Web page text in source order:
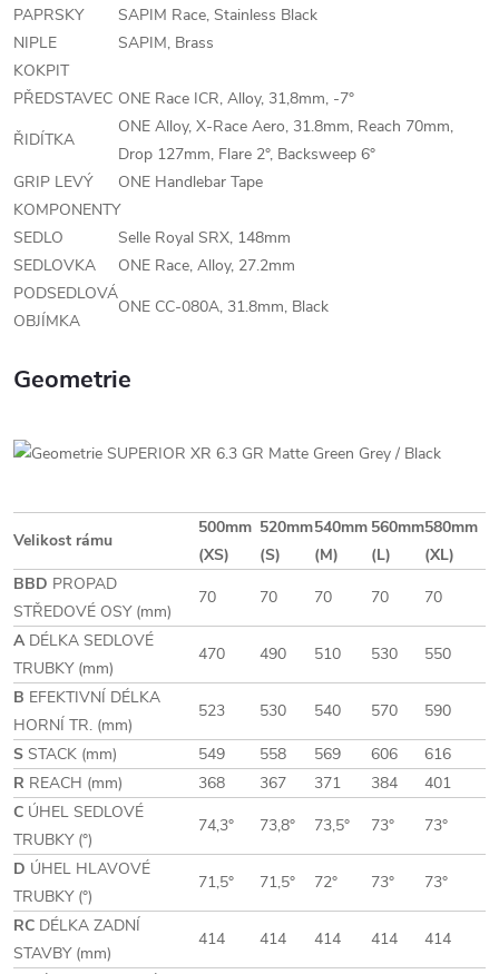
PAPRSKY
SAPIM Race, Stainless Black
NIPLE
SAPIM, Brass
KOKPIT
PŘEDSTAVEC ONE Race ICR, Alloy, 31,8mm, -7°
ŘIDÍTKA
ONE Alloy, X-Race Aero, 31.8mm, Reach 70mm,
Drop 127mm, Flare 2°, Backsweep 6°
GRIP LEVÝ
ONE Handlebar Tape
KOMPONENTY
SEDLO
Selle Royal SRX, 148mm
SEDLOVKA
ONE Race, Alloy, 27.2mm
PODSEDLOVÁ
OBJÍMKA
ONE CC-080A, 31.8mm, Black
Geometrie
Velikost rámu
500mm
(XS)
520mm
(S)
540mm
(M)
560mm
(L)
580mm
(XL)
BBD PROPAD
STŘEDOVÉ OSY (mm)
70 70 70 70 70
ADÉLKA SEDLOVÉ
TRUBKY (mm)
470 490 510 530 550
B EFEKTIVNÍ DÉLKA
HORNÍ TR. (mm)
523 530 540 570 590
S STACK (mm) 549 558 569 606
616
R REACH (mm) 368 367 371 384
401
C ÚHEL SEDLOVÉ
TRUBKY (°)
74,3° 73,8° 73,5° 73° 73°
D ÚHEL HLAVOVÉ
TRUBKY (°)
71,5° 71,5° 72° 73° 73°
RC DÉLKA ZADNÍ
STAVBY (mm)
414 414 414 414 414